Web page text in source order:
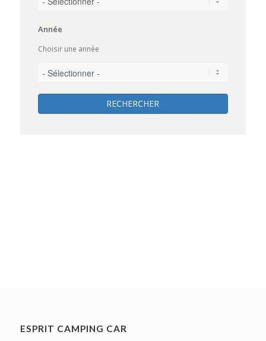
Année
Choisir une année
RECHERCHER
ESPRIT CAMPING CAR